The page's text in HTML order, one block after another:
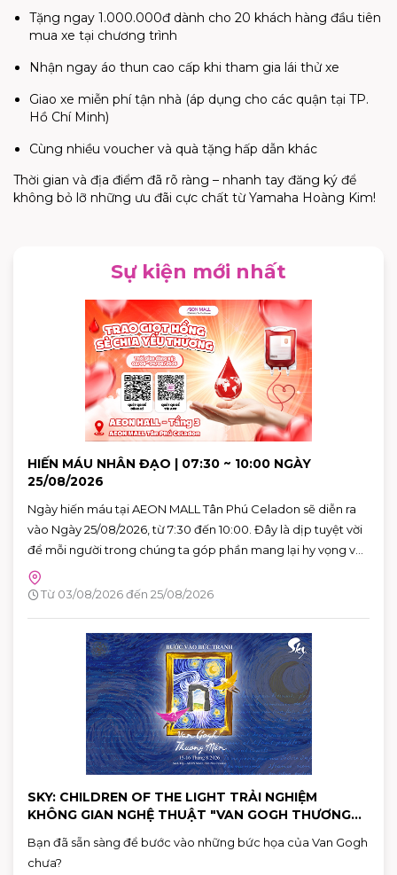
Tặng ngay 1.000.000đ dành cho 20 khách hàng đầu tiên
mua xe tại chương trình
Nhận ngay áo thun cao cấp khi tham gia lái thử xe
Giao xe miễn phí tận nhà (áp dụng cho các quận tại TP.
Hồ Chí Minh)
Cùng nhiều voucher và quà tặng hấp dẫn khác
Thời gian và địa điểm đã rõ ràng – nhanh tay đăng ký để
không bỏ lỡ những ưu đãi cực chất từ Yamaha Hoàng Kim!
Sự kiện mới nhất
HIẾN MÁU NHÂN ĐẠO | 07:30 ~ 10:00 NGÀY
25/08/2026
Ngày hiến máu tại AEON MALL Tân Phú Celadon sẽ diễn ra
vào Ngày 25/08/2026, từ 7:30 đến 10:00. Đây là dịp tuyệt vời
để mỗi người trong chúng ta góp phần mang lại hy vọng và
cứu sống những người bệnh đang cần máu trong cuộc
sống. Hãy đến tham gia và cùng lan tỏa thông điệp yêu
Từ 03/08/2026 đến 25/08/2026
SKY: CHILDREN OF THE LIGHT TRẢI NGHIỆM
KHÔNG GIAN NGHỆ THUẬT "VAN GOGH THƯƠNG
Bạn đã sẵn sàng để bước vào những bức họa của Van Gogh
chưa?